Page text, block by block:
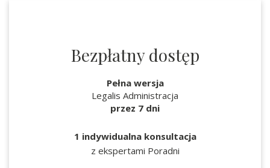
Bezpłatny dostęp
Pełna wersja
Legalis Administracja
przez 7 dni
1 indywidualna konsultacja
z ekspertami Poradni